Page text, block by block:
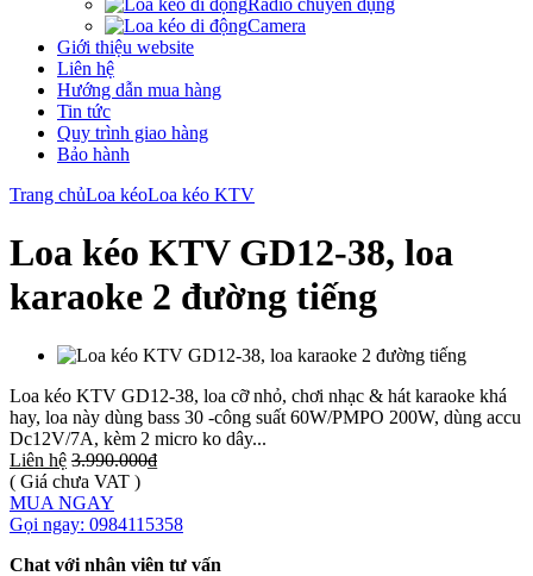
Camera
Giới thiệu website
Liên hệ
Hướng dẫn mua hàng
Tin tức
Quy trình giao hàng
Bảo hành
Trang chủLoa kéoLoa kéo KTV
Loa kéo KTV GD12-38, loa
karaoke 2 đường tiếng
Loa kéo KTV GD12-38, loa cỡ nhỏ, chơi nhạc & hát karaoke khá
hay, loa này dùng bass 30 -công suất 60W/PMPO 200W, dùng accu
Dc12V/7A, kèm 2 micro ko dây...
Liên hệ 3.990.000₫
( Giá chưa VAT )
MUA NGAY
Gọi ngay: 0984115358
Chat với nhân viên tư vấn